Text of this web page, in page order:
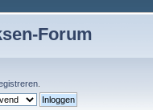
Forum